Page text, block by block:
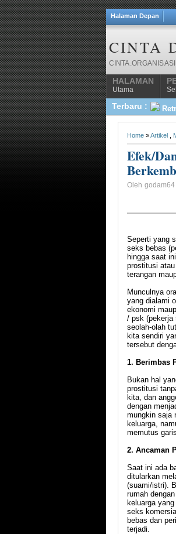
Halaman Depan
CINTA
HALAMAN
Utama
Terbaru :
Home »Artikel
Efek/
Oleh
Seperti yang
seks bebas
hingga saat
prostitusi
terangan
Munculnya
yang dialami
ekonomi
/ psk (pekerja
seolah-olah
kita sendiri
tersebut
1. Berimbas
Bukan hal
prostitusi
kita, dan
dengan
mungkin saja
keluarga,
memutus
2. Ancaman
Saat ini ada
ditularkan
(suami/istri).
rumah
keluarga
seks
bebas dan
terjadi.